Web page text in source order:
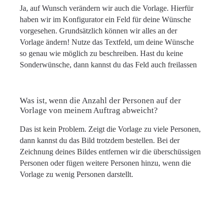
Ja, auf Wunsch verändern wir auch die Vorlage. Hierfür
haben wir im Konfigurator ein Feld für deine Wünsche
vorgesehen. Grundsätzlich können wir alles an der
Vorlage ändern! Nutze das Textfeld, um deine Wünsche
so genau wie möglich zu beschreiben. Hast du keine
Sonderwünsche, dann kannst du das Feld auch freilassen
Was ist, wenn die Anzahl der Personen auf der
Vorlage von meinem Auftrag abweicht?
Das ist kein Problem. Zeigt die Vorlage zu viele Personen,
dann kannst du das Bild trotzdem bestellen. Bei der
Zeichnung deines Bildes entfernen wir die überschüssigen
Personen oder fügen weitere Personen hinzu, wenn die
Vorlage zu wenig Personen darstellt.